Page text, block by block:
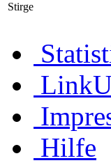
Stirge
Hilfe